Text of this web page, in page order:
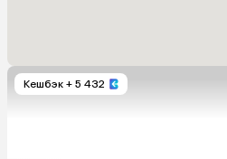
Кешбэк + 5 432